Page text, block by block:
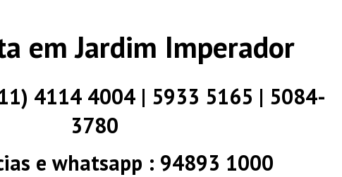
em Jardim Imperador
4114 4004 | 5933 5165 | 5084-
3780
e whatsapp : 94893 1000